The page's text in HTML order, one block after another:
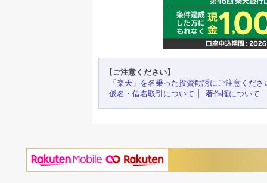
【ご注意ください】
「楽天」を名乗った投資勧誘にご注意くださ
仮名・借名取引について
著作権について